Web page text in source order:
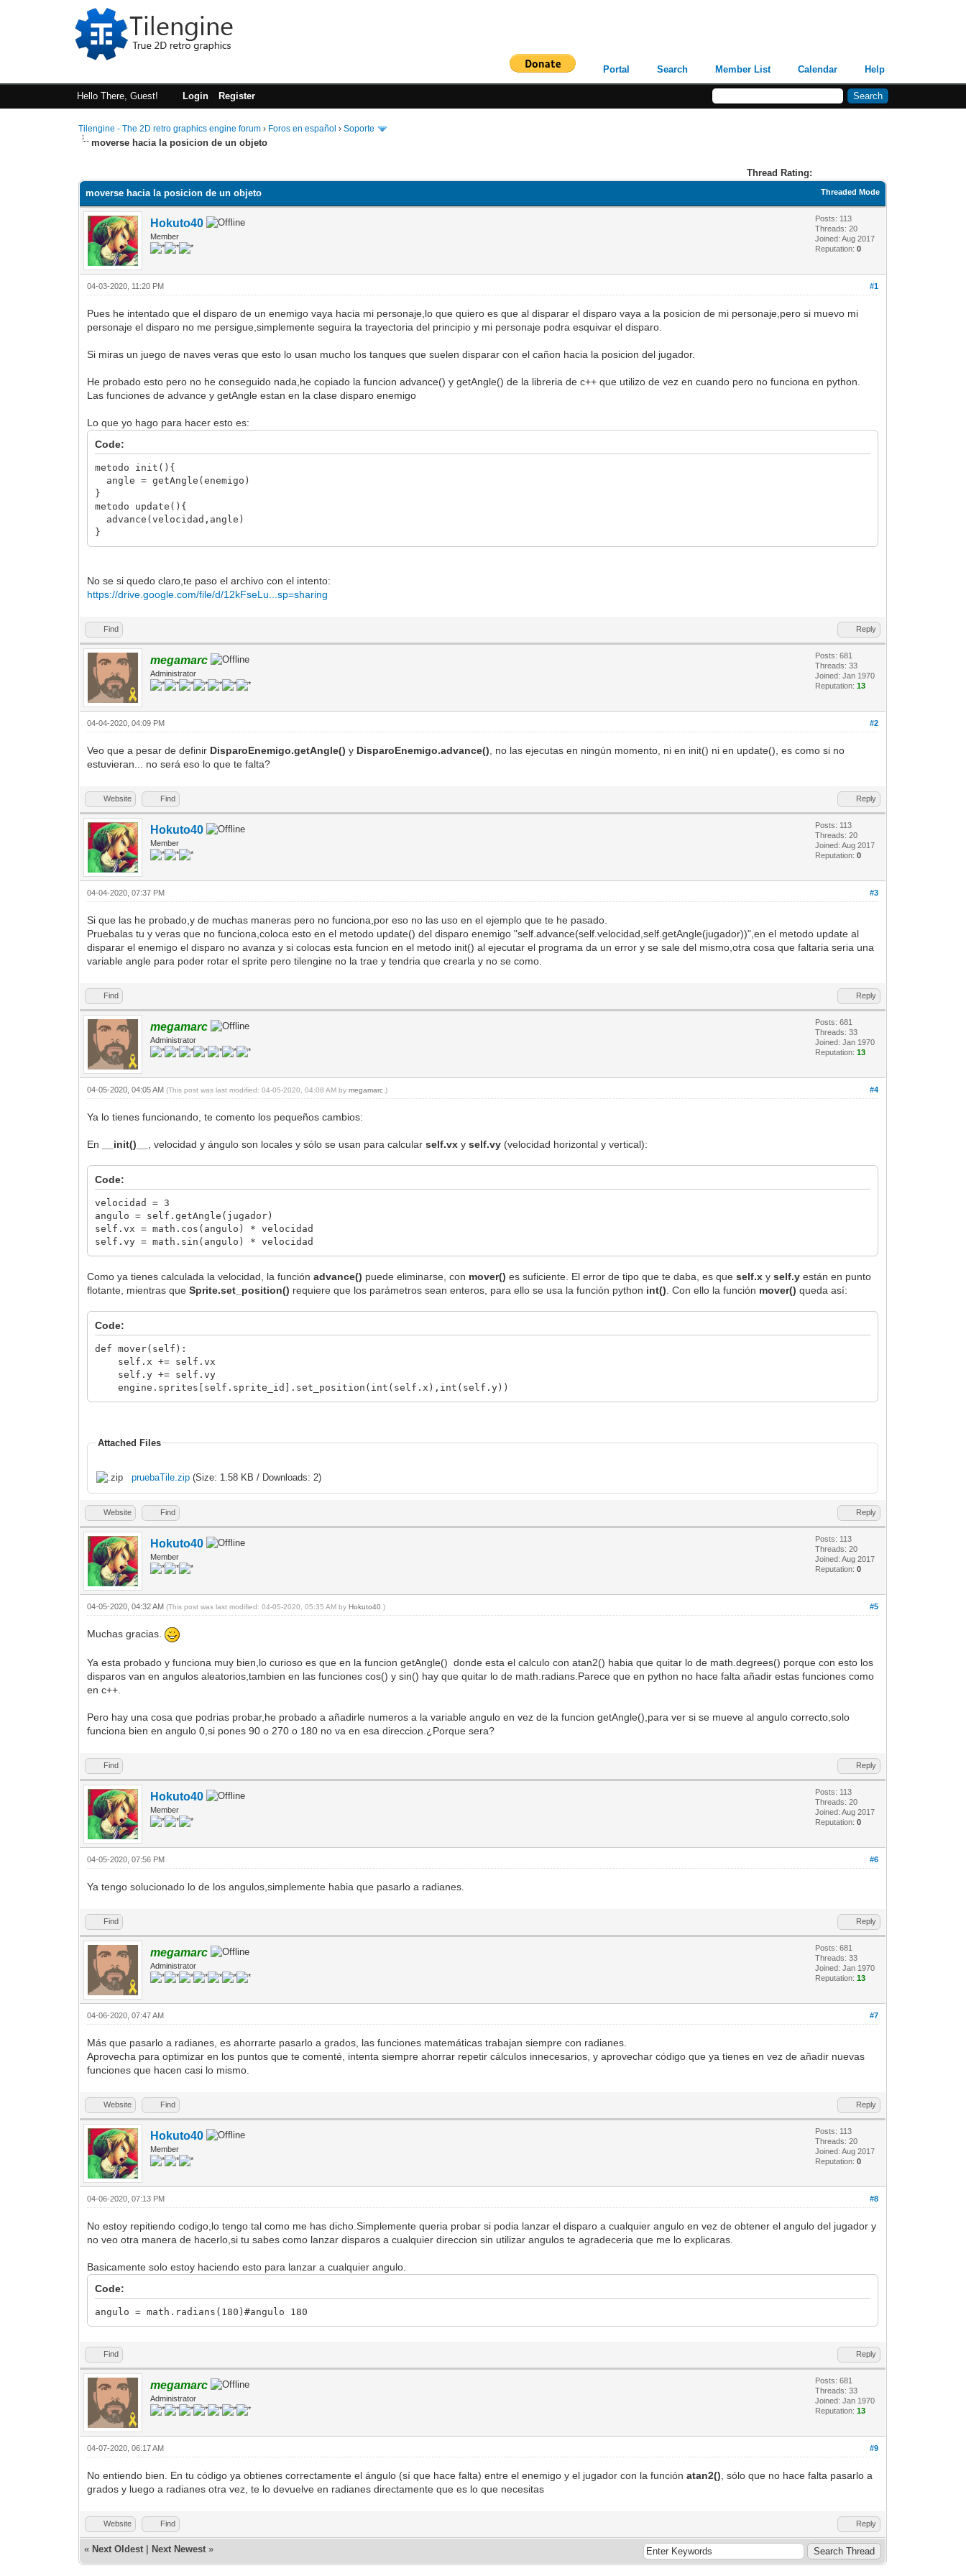
Portal Search Member List Calendar Help
Hello There, Guest! Login Register
Tilengine - The 2D retro graphics engine forum › Foros en español ›Soporte
moverse hacia la posicion de un objeto
Thread Rating:
Threaded Mode
moverse hacia la posicion de un objeto
Hokuto40
Member
Posts: 113
Threads: 20
Joined: Aug 2017
Reputation:0
#1
04-03-2020, 11:20 PM
Pues he intentado que el disparo de un enemigo vaya hacia mi personaje,lo que quiero es que al disparar el disparo vaya a la posicion de mi personaje,pero si muevo mi
personaje el disparo no me persigue,simplemente seguira la trayectoria del principio y mi personaje podra esquivar el disparo.
Si miras un juego de naves veras que esto lo usan mucho los tanques que suelen disparar con el cañon hacia la posicion del jugador.
He probado esto pero no he conseguido nada,he copiado la funcion advance() y getAngle() de la libreria de c++ que utilizo de vez en cuando pero no funciona en python.
Las funciones de advance y getAngle estan en la clase disparo enemigo
Lo que yo hago para hacer esto es:
Code:
metodo init(){
angle = getAngle(enemigo)
}
metodo update(){
advance(velocidad,angle)
}
No se si quedo claro,te paso el archivo con el intento:
https://drive.google.com/file/d/12kFseLu...sp=sharing
Find Reply
megamarc
Administrator
Posts: 681
Threads: 33
Joined: Jan 1970
Reputation:13
#2
04-04-2020, 04:09 PM
Veo que a pesar de definir DisparoEnemigo.getAngle()y DisparoEnemigo.advance() , no las ejecutas en ningún momento, ni en init() ni en update(), es como si no
estuvieran... no será eso lo que te falta?
Website Find Reply
Hokuto40
Member
Posts: 113
Threads: 20
Joined: Aug 2017
Reputation:0
#3
04-04-2020, 07:37 PM
Si que las he probado,y de muchas maneras pero no funciona,por eso no las uso en el ejemplo que te he pasado.
Pruebalas tu y veras que no funciona,coloca esto en el metodo update() del disparo enemigo "self.advance(self.velocidad,self.getAngle(jugador))",en el metodo update al
disparar el enemigo el disparo no avanza y si colocas esta funcion en el metodo init() al ejecutar el programa da un error y se sale del mismo,otra cosa que faltaria seria una
variable angle para poder rotar el sprite pero tilengine no la trae y tendria que crearla y no se como.
Find Reply
megamarc
Administrator
Posts: 681
Threads: 33
Joined: Jan 1970
Reputation:13
#4
04-05-2020, 04:05 AM(This post was last modified: 04-05-2020, 04:08 AM bymegamarc .)
Ya lo tienes funcionando, te comento los pequeños cambios:
En __init()__ , velocidad y ángulo son locales y sólo se usan para calcularself.vxyself.vy (velocidad horizontal y vertical):
Code:
velocidad = 3
angulo = self.getAngle(jugador)
self.vx = math.cos(angulo) * velocidad
self.vy = math.sin(angulo) * velocidad
Como ya tienes calculada la velocidad, la funciónadvance() puede eliminarse, con mover()es suficiente. El error de tipo que te daba, es queself.xyself.yestán en punto
flotante, mientras queSprite.set_position() requiere que los parámetros sean enteros, para ello se usa la función python int() . Con ello la función mover()queda así:
Code:
def mover(self):
self.x += self.vx
self.y += self.vy
engine.sprites[self.sprite_id].set_position(int(self.x),int(self.y))
Attached Files
pruebaTile.zip (Size: 1.58 KB / Downloads: 2)
Website Find Reply
Hokuto40
Member
Posts: 113
Threads: 20
Joined: Aug 2017
Reputation:0
#5
04-05-2020, 04:32 AM(This post was last modified: 04-05-2020, 05:35 AM byHokuto40 .)
Muchas gracias.
Ya esta probado y funciona muy bien,lo curioso es que en la funcion getAngle() donde esta el calculo con atan2() habia que quitar lo de math.degrees() porque con esto los
disparos van en angulos aleatorios,tambien en las funciones cos() y sin() hay que quitar lo de math.radians.Parece que en python no hace falta añadir estas funciones como
en c++.
Pero hay una cosa que podrias probar,he probado a añadirle numeros a la variable angulo en vez de la funcion getAngle(),para ver si se mueve al angulo correcto,solo
funciona bien en angulo 0,si pones 90 o 270 o 180 no va en esa direccion.¿Porque sera?
Find Reply
Hokuto40
Member
Posts: 113
Threads: 20
Joined: Aug 2017
Reputation:0
#6
04-05-2020, 07:56 PM
Ya tengo solucionado lo de los angulos,simplemente habia que pasarlo a radianes.
Find Reply
megamarc
Administrator
Posts: 681
Threads: 33
Joined: Jan 1970
Reputation:13
#7
04-06-2020, 07:47 AM
Más que pasarlo a radianes, es ahorrarte pasarlo a grados, las funciones matemáticas trabajan siempre con radianes.
Aprovecha para optimizar en los puntos que te comenté, intenta siempre ahorrar repetir cálculos innecesarios, y aprovechar código que ya tienes en vez de añadir nuevas
funciones que hacen casi lo mismo.
Website Find Reply
Hokuto40
Member
Posts: 113
Threads: 20
Joined: Aug 2017
Reputation:0
#8
04-06-2020, 07:13 PM
No estoy repitiendo codigo,lo tengo tal como me has dicho.Simplemente queria probar si podia lanzar el disparo a cualquier angulo en vez de obtener el angulo del jugador y
no veo otra manera de hacerlo,si tu sabes como lanzar disparos a cualquier direccion sin utilizar angulos te agradeceria que me lo explicaras.
Basicamente solo estoy haciendo esto para lanzar a cualquier angulo.
Code:
angulo = math.radians(180)#angulo 180
Find Reply
megamarc
Administrator
Posts: 681
Threads: 33
Joined: Jan 1970
Reputation:13
#9
04-07-2020, 06:17 AM
No entiendo bien. En tu código ya obtienes correctamente el ángulo (sí que hace falta) entre el enemigo y el jugador con la funciónatan2() , sólo que no hace falta pasarlo a
grados y luego a radianes otra vez, te lo devuelve en radianes directamente que es lo que necesitas
Website Find Reply
« Next Oldest Next Newest »